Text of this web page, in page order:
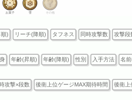
お菓子 雪 その他
順) リーチ(降順) タフネス 同時攻撃数 攻撃段
年齢(昇順) 年齢(降順) 性別 入手方法 名
攻撃×段数 後衛上位ゲージMAX期待時間 後衛上